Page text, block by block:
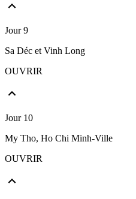
Jour 9
Sa Déc et Vinh Long
OUVRIR
Jour 10
My Tho, Ho Chi Minh-Ville
OUVRIR